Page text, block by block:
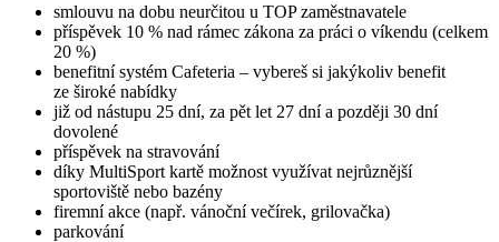
smlouvu na dobu neurčitou u TOP zaměstnavatele
příspěvek 10 % nad rámec zákona za práci o víkendu (celkem
20 %)
benefitní systém Cafeteria – vybereš si jakýkoliv benefit
ze široké nabídky
již od nástupu 25 dní, za pět let 27 dní a později 30 dní
dovolené
příspěvek na stravování
díky MultiSport kartě možnost využívat nejrůznější
sportoviště nebo bazény
firemní akce (např. vánoční večírek, grilovačka)
parkování